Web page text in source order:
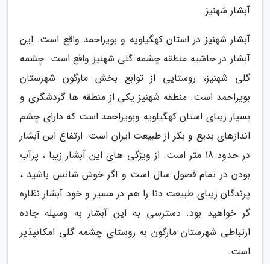
آبشار شهنیز
آبشار شهنیز در استان کهگیلویه و بویراحمد واقع است. این
آبشار در حاشیه منطقه چشمه گلی شهنیز واقع است. چشمه
گلی شهنیز، روستایی از توابع بخش مارگون شهرستان
بویراحمد است. منطقه شهنیز یکی از منطقه ها گردشگری و
بسیار زیبای استان کهگیلویه وبویراحمد است که دارای چشم
اندازهای بدیع و بکر از طبیعت ایران است. ارتفاع این آبشار
در حدود 18 متر است. از ویژگی های این آبشار زیبا ، پرآب
بودن در تمام فصول سال است و اگر خوش شانس باشید ،
پرندگان زیبای طبیعت دنا را هم در مسیر و خود آبشار نظاره
گر خواهید بود. دسترسی به این آبشار به وسیله جاده
ارتباطی شهرستان مارگون به روستای چشمه گلی امکانپذیر
است.